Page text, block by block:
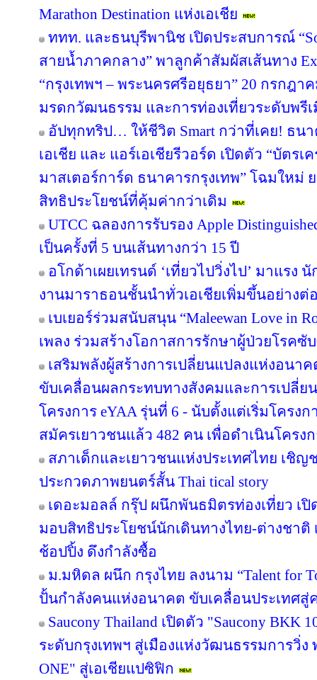
Marathon Destination แห่งเอเชีย
ททท. และธนบุรีพานิช เปิดประสบการณ์
สายน้ำภาคกลาง” พาลูกค้าสัมผัสเส้นทาง
“กรุงเทพฯ – พระนครศรีอยุธยา” 20 กรกฎ
มรดกวัฒนธรรม และการท่องเที่ยวระดับพรี
อัปทุกทริป… ให้ชีวิต Smart กว่าที่เคย! ธน
เอเชีย และ แอร์เอเชียรีวอร์ด เปิดตัว “บัตร
มาสเตอร์การ์ด ธนาคารกรุงเทพ” โฉมใหม่
สิทธิประโยชน์ที่คุ้มค่ากว่าเดิม
UTCC ฉลองการรับรอง Apple
เป็นครั้งที่ 5 บนเส้นทางกว่า 15 ปี
อโกด้าเผยเทรนด์ ‘เที่ยวไปวิ่งไป’ มาแรง
งานมาราธอนชั้นนำทั่วเอเชียเพิ่มขึ้นอย่างต่
เบเยอร์ร่วมสนับสนุน “Maleewan Love in
เพลง ร่วมสร้างโอกาสการรักษาผู้ป่วยโรค
เสริมพลังผู้สร้างการเปลี่ยนแปลงแห่งอนา
ขับเคลื่อนผลกระทบทางสังคมและการเปลี่ย
โครงการ eYAA รุ่นที่ 6 - นับตั้งแต่เริ่มโครง
สมัครเยาวชนแล้ว 482 คน เพื่อดำเนินโครง
สภาเด็กและเยาวชนแห่งประเทศไทย เชิ
ประกวดภาพยนตร์สั้น Thai tical story
เดอะมอลล์ กรุ๊ป ผนึกพันธมิตรท่องเที่ยว เปิด
มอบสิทธิประโยชน์นักเดินทางไทย-ต่างชาติ
ช้อปปิ้ง ดึงกำลังซื้อ
ม.มหิดล ผนึก กรุงไทย ลงนาม “Talent for
ปั้นกำลังคนแห่งอนาคต ขับเคลื่อนประเทศสู่
Saucony Thailand เปิดตัว "Saucony
ระดับกรุงเทพฯ สู่เมืองแห่งวัฒนธรรมการวิ่ง
ONE" สู่เอเชียแปซิฟิก